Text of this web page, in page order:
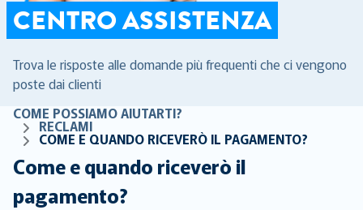
CENTRO ASSISTENZA
Trova le risposte alle domande più frequenti che ci vengono
poste dai clienti
COME POSSIAMO AIUTARTI?
RECLAMI
COME E QUANDO RICEVERÒ IL PAGAMENTO?
Come e quando riceverò il
pagamento?